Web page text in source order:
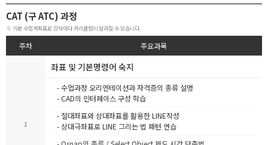
CAT (구 ATC) 과정
※ 기본 수업계획표로 강사마다 커리큘럼이 달라질 수 있습니다.
주차 주요과목
1
좌표 및 기본명령어 숙지
- 수업과정 오리엔테이션과 자격증의 종류 설명
- CAD의 인터페이스 구성 학습
- 절대좌표와 상대좌표를 활용한 LINE작성
- 상대극좌표로 LINE 그리는 법 패턴 연습